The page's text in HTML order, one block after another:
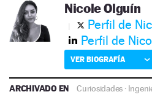
Nicole Olguín
Perfil de
Perfil de
VER BIOGRAFÍA
ARCHIVADO EN Curiosidades ·